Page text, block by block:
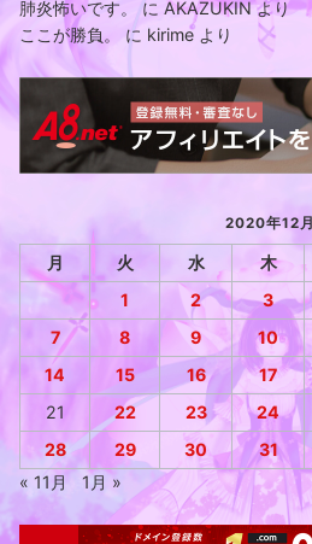
肺炎怖いです。
に AKAZUKINより
ここが勝負。
に kirimeより
2020年12月
月 火 水 木
1
2 3
7
8 9 10
14
15 16 17
21
22 23 24
28
29 30
31
« 11月
1月 »